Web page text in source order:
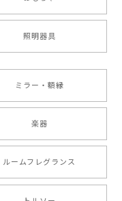
照明器具
ミラー・額縁
楽器
ルームフレグランス